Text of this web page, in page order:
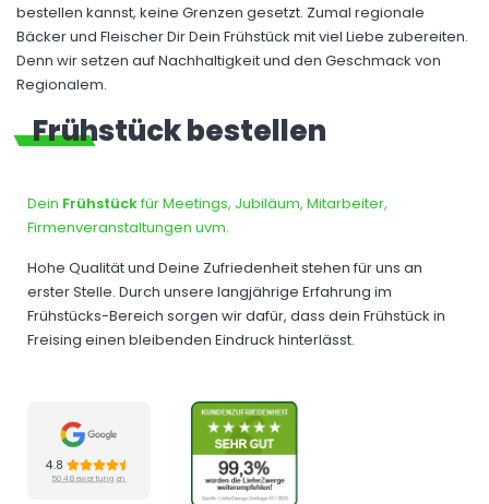
bestellen kannst, keine Grenzen gesetzt. Zumal regionale
Bäcker und Fleischer Dir Dein Frühstück mit viel Liebe zubereiten.
Denn wir setzen auf Nachhaltigkeit und den Geschmack von
Regionalem.
Frühstück bestellen
Dein Frühstückfür Meetings, Jubiläum, Mitarbeiter,
Firmenveranstaltungen uvm.
Hohe Qualität und Deine Zufriedenheit stehen für uns an
erster Stelle. Durch unsere langjährige Erfahrung im
Frühstücks-Bereich sorgen wir dafür, dass dein Frühstück in
Freising einen bleibenden Eindruck hinterlässt.
4.8
504 Bewertungen